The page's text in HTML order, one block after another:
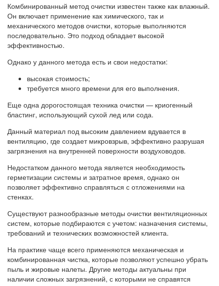
Комбинированный метод очистки известен также как влажный.
Он включает применение как химического, так и
механического методов очистки, которые выполняются
последовательно. Это подход обладает высокой
эффективностью.
Однако у данного метода есть и свои недостатки:
высокая стоимость;
требуется много времени для его выполнения.
Еще одна дорогостоящая техника очистки — криогенный
бластинг, использующий сухой лед или сода.
Данный материал под высоким давлением вдувается в
вентиляцию, где создает микровзрыв, эффективно разрушая
загрязнения на внутренней поверхности воздуховодов.
Недостатком данного метода является необходимость
герметизации системы и затратное время, однако он
позволяет эффективно справляться с отложениями на
стенках.
Существуют разнообразные методы очистки вентиляционных
систем, которые подбираются с учетом: назначения системы,
требований и технических возможностей клиента.
На практике чаще всего применяются механическая и
комбинированная чистка, которые позволяют успешно убрать
пыль и жировые налеты. Другие методы актуальны при
наличии сложных загрязнений, с которыми не справятся